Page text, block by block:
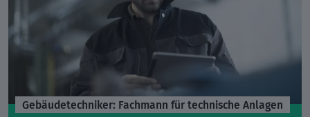
Gebäudetechniker: Fachmann für technische Anlagen